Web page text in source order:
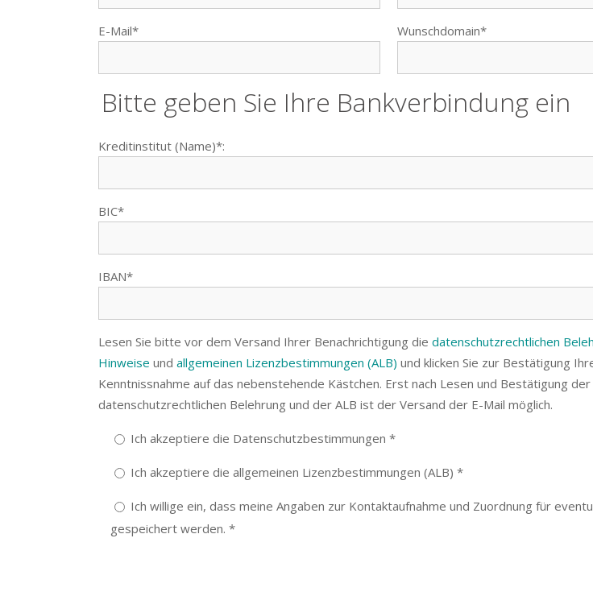
E-Mail* Wunschdomain*
Bitte geben Sie Ihre Bankverbindung ein
Kreditinstitut (Name)*:
BIC*
IBAN*
Lesen Sie bitte vor dem Versand Ihrer Benachrichtigung die datenschutzrechtlichen
Hinweise und allgemeinen Lizenzbestimmungen (ALB) und klicken Sie zur Bestätigung
Kenntnissnahme auf das nebenstehende Kästchen. Erst nach Lesen und Bestätigung der
datenschutzrechtlichen Belehrung und der ALB ist der Versand der E-Mail möglich.
Ich akzeptiere die Datenschutzbestimmungen *
Ich akzeptiere die allgemeinen Lizenzbestimmungen (ALB) *
Ich willige ein, dass meine Angaben zur Kontaktaufnahme und Zuordnung für
gespeichert werden. *